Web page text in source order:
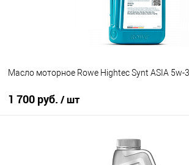
Масло моторное Rowe Hightec Synt ASIA 5w-
1 700 руб. / шт